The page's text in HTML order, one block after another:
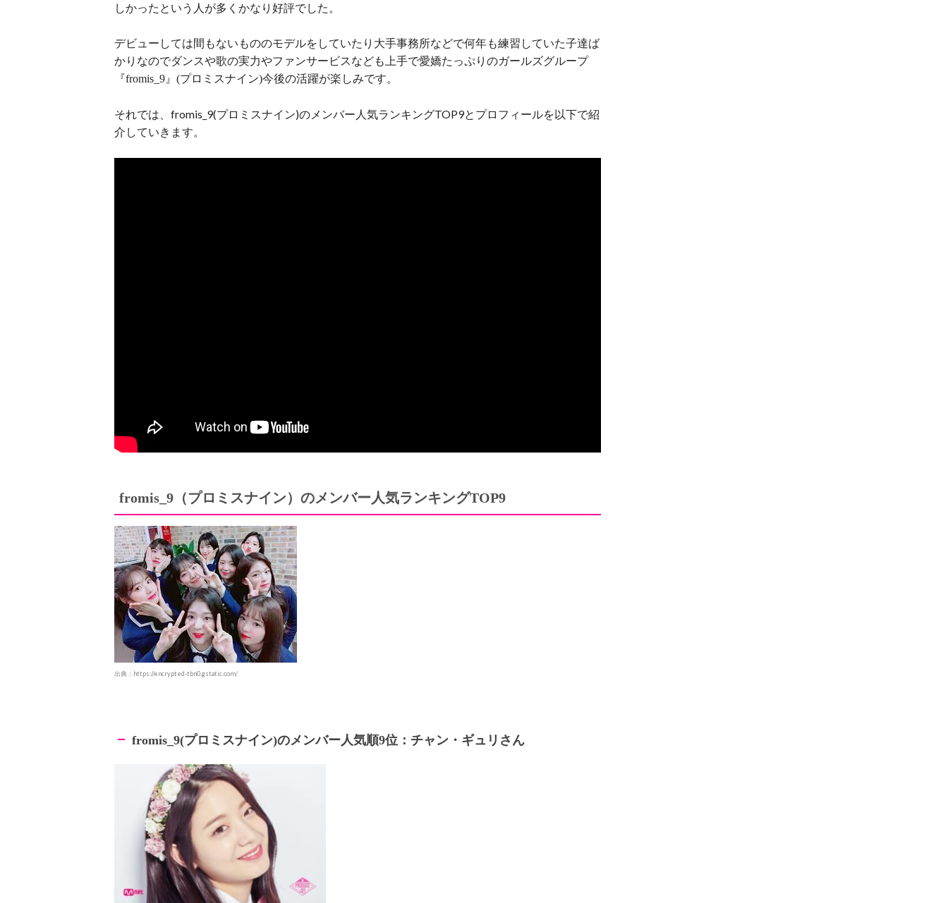
しかったという人が多くかなり好評でした。
デビューしては間もないもののモデルをしていたり大手事務所などで何年も練習していた子達ば
かりなのでダンスや歌の実力やファンサービスなども上手で愛嬌たっぷりのガールズグループ
『fromis_9 』 (プロミスナイン)今後の活躍が楽しみです。
それでは、fromis_9(プロミスナイン)のメンバー人気ランキングTOP9とプロフィールを以下で紹
介していきます。
fromis_9 （プロミスナイン） のメンバー人気ランキングTOP9
出典：https://encrypted-tbn0.gstatic.com/
fromis_9(プロミスナイン)のメンバー人気順9位：チャン・ギュリさん